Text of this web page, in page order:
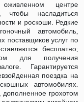
центре
чтобы насладиться
и роскоши. Редкие
автомобиль,
поставщиков услуг по
бесплатно;
для получения
Гарантируется
поездка на
автомобилях.
грохотом